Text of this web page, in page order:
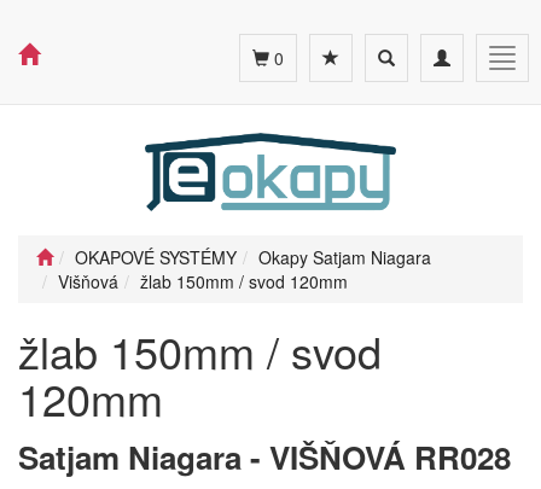
Toggle
navigation
Toggle
search
0
OKAPOVÉ SYSTÉMY
Okapy Satjam Niagara
Višňová
žlab 150mm / svod 120mm
žlab 150mm / svod
120mm
Satjam Niagara - VIŠŇOVÁ RR028